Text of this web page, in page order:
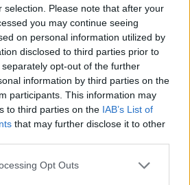
selection. Please note that after your
you may continue seeing
on personal information utilized by
disclosed to third parties prior to
opt-out of the further
information by third parties on the
participants. This information may
to third parties on the IAB’s List of
that may further disclose it to other
Opt Outs
en 1995)
británico-inglés